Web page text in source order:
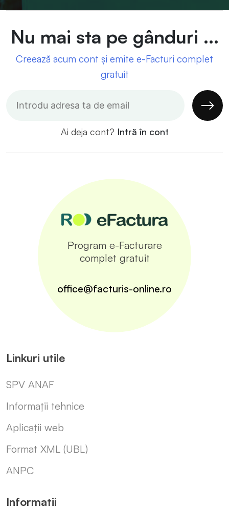
Nu mai sta pe gânduri ...
Creează acum cont și emite e-Facturi complet
gratuit
Ai deja cont? Intră în cont
Program e-Facturare
complet gratuit
office@facturis-online.ro
Linkuri utile
SPV ANAF
Informații tehnice
Aplicații web
Format XML (UBL)
ANPC
Informatii